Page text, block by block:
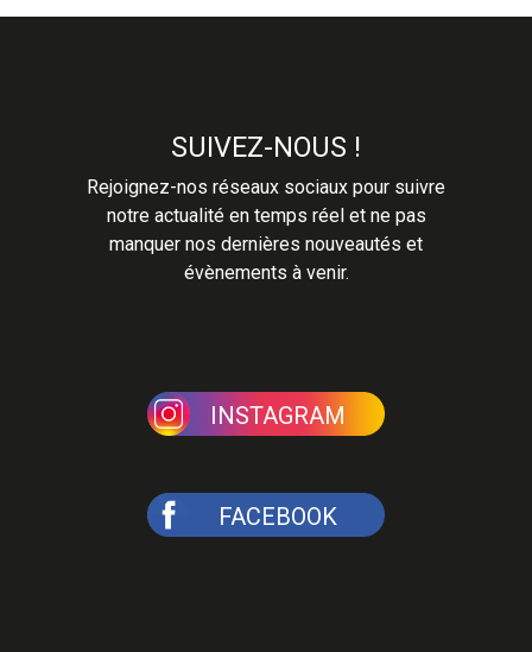
SUIVEZ-NOUS !
Rejoignez-nos réseaux sociaux pour suivre
notre actualité en temps réel et ne pas
manquer nos dernières nouveautés et
évènements à venir.
INSTAGRAM
FACEBOOK